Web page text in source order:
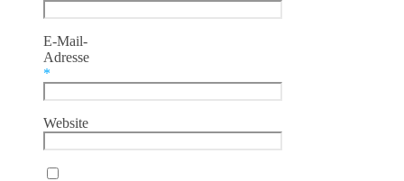
E-Mail-
Adresse
*
Website